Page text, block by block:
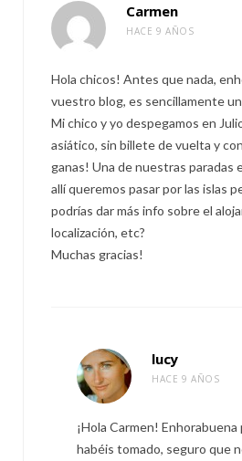
Carmen
HACE 9 AÑOS
Hola chicos! Antes que nada,
vuestro blog, es sencillamente
Mi chico y yo despegamos en
asiático, sin billete de vuelta y
ganas! Una de nuestras paradas
allí queremos pasar por las islas
podrías dar más info sobre el
localización, etc?
Muchas gracias!
lucy
HACE 9 AÑOS
¡Hola Carmen!
habéis tomado, seguro que